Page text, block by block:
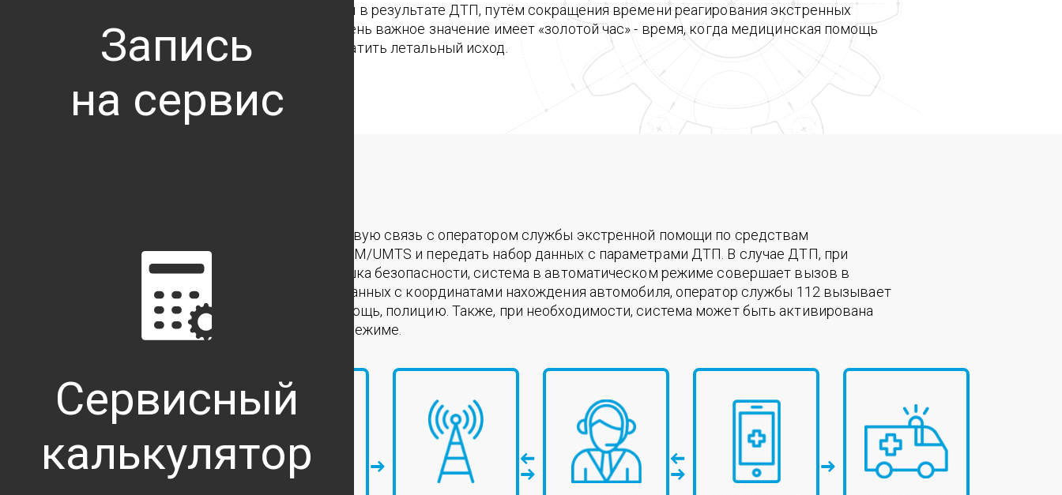
Запись
на сервис
Сервисный
калькулятор
является снижение уровня смертности в результате ДТП, путём сокращения времени реагирования экстренных
оперативных служб. По статистике очень важное значение имеет «золотой час» - время, когда медицинская помощь
крайне необходима и может предотвратить летальный исход.
Система позволяет установить голосовую связь с оператором службы экстренной помощи по средствам
передвижной сети связи стандарта GSM/UMTS и передать набор данных с параметрами ДТП. В случае ДТП, при
котором сработала хотя бы одна подушка безопасности, система в автоматическом режиме совершает вызов в
службу 112. После получения набора данных с координатами нахождения автомобиля, оператор службы 112 вызывает
экстренные службы: МЧС, скорую помощь, полицию. Также, при необходимости, система может быть активирована
водителем или пассажиром в ручном режиме.